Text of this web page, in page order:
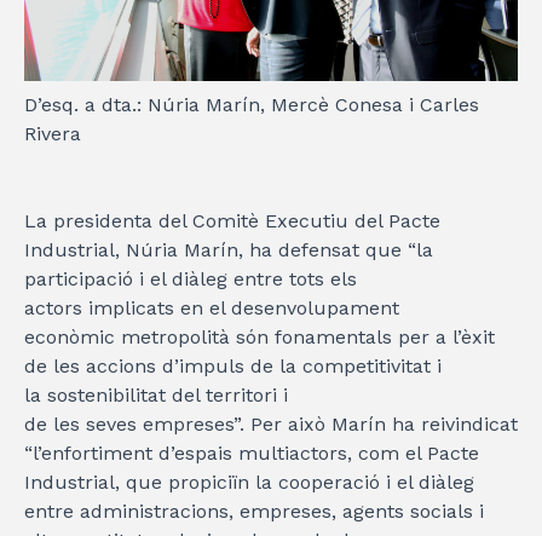
D’esq. a dta.: Núria Marín, Mercè Conesa i Carles
Rivera
La presidenta del Comitè Executiu del Pacte
Industrial, Núria Marín, ha defensat que “la
participació i el diàleg entre tots els
actors implicats en el desenvolupament
econòmic metropolità són fonamentals per a l’èxit
de les accions d’impuls de la competitivitat i
la sostenibilitat del territori i
de les seves empreses”. Per això Marín ha reivindicat
“l’enfortiment d’espais multiactors, com el Pacte
Industrial, que propiciïn la cooperació i el diàleg
entre administracions, empreses, agents socials i